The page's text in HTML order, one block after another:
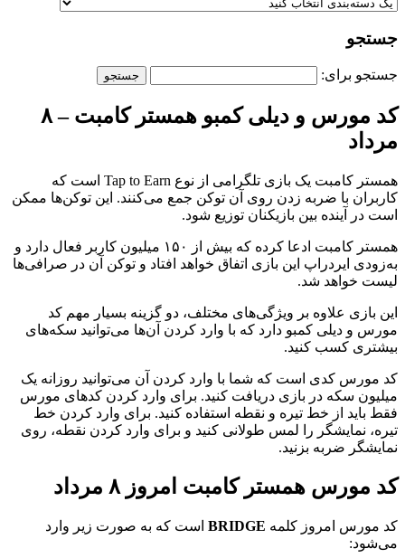
جستجو
جستجو برای:
کد مورس و دیلی کمبو همستر کامبت – ۸
مرداد
همستر کامبت یک بازی تلگرامی از نوع Tap to Earn است که
کاربران با ضربه زدن روی آن توکن جمع می‌کنند. این توکن‌ها ممکن
است در آینده بین بازیکنان توزیع شود.
همستر کامبت ادعا کرده که بیش از ۱۵۰ میلیون کاربر فعال دارد و
به‌زودی ایردراپ این بازی اتفاق خواهد افتاد و توکن آن در صرافی‌ها
لیست خواهد شد.
این بازی علاوه بر ویژگی‌های مختلف، دو گزینه بسیار مهم کد
مورس و دیلی کمبو دارد که با وارد کردن آن‌ها می‌توانید سکه‌های
بیشتری کسب کنید.
کد مورس کدی است که شما با وارد کردن آن می‌توانید روزانه یک
میلیون سکه‌ در بازی دریافت کنید. برای وارد کردن کدهای مورس
فقط باید از خط تیره و نقطه استفاده کنید. برای وارد کردن خط‌
تیره، نمایشگر را لمس طولانی کنید و برای وارد کردن نقطه، روی
نمایشگر ضربه‌ بزنید.
کد مورس همستر کامبت امروز ۸ مرداد
کد مورس امروز کلمه BRIDGE است که به صورت زیر وارد
می‌شود: